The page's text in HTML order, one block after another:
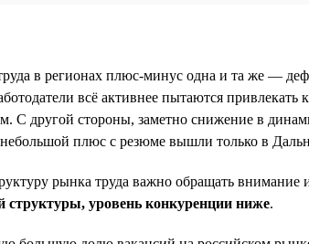
в регионах плюс-минус одна и та же —
всё активнее пытаются
С другой стороны, заметно снижение в
плюс с резюме вышли только в
рынка труда важно обращать
структуры, уровень конкуренции ниже.